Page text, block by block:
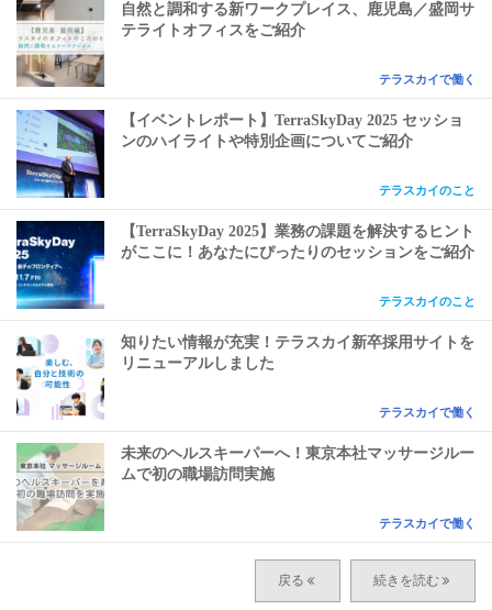
自然と調和する新ワークプレイス、鹿児島／盛岡サ
テライトオフィスをご紹介
テラスカイで働く
【イベントレポート】TerraSkyDay 2025 セッショ
ンのハイライトや特別企画についてご紹介
テラスカイのこと
【TerraSkyDay 2025】業務の課題を解決するヒント
がここに！あなたにぴったりのセッションをご紹介
テラスカイのこと
知りたい情報が充実！テラスカイ新卒採用サイトを
リニューアルしました
テラスカイで働く
未来のヘルスキーパーへ！東京本社マッサージルー
ムで初の職場訪問実施
テラスカイで働く